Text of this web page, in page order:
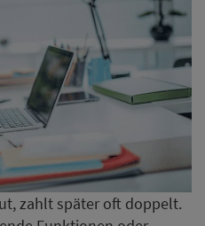
zahlt später oft doppelt.